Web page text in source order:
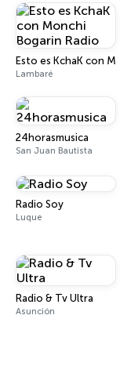
Esto es KchaK con
Lambaré
24horasmusica
San Juan Bautista
Radio Soy
Luque
Radio & Tv Ultra
Asunción